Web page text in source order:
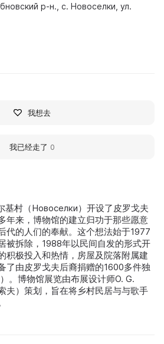
基村（Новоселки）开设了皮罗戈夫
年来，博物馆的建立归功于那些愿意
代的人们的奉献。这个想法始于1977
被拆除，1988年以民间自发的形式开
积极投入和热情，房屋及院落附属建
了由皮罗戈夫后裔捐赠的1600多件独
。博物馆展览由布展设计师O. G.
夫）策划，旨在将乡村民居与与歌手
р-н., с. Новоселки, ул.
我想去
我已经走了 0